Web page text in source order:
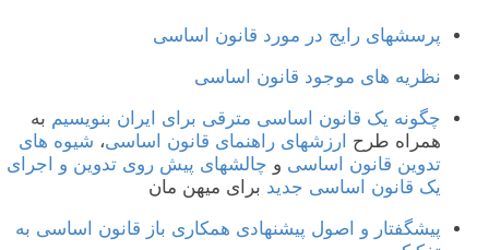
پرسشهای رایج در مورد قانون اساسی
نظریه های موجود قانون اساسی
چگونه یک قانون اساسی مترقی برای ایران بنویسیمبه
همراه طرح ارزشهای راهنمای قانون اساسی ، شیوه های
تدوین قانون اساسی و چالشهای پیش روی تدوین و اجرای
یک قانون اساسی جدیدبرای میهن مان
پیشگفتار و اصول پیشنهادی همکاری باز قانون اساسی به